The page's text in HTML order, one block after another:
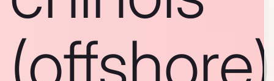
(offshore)